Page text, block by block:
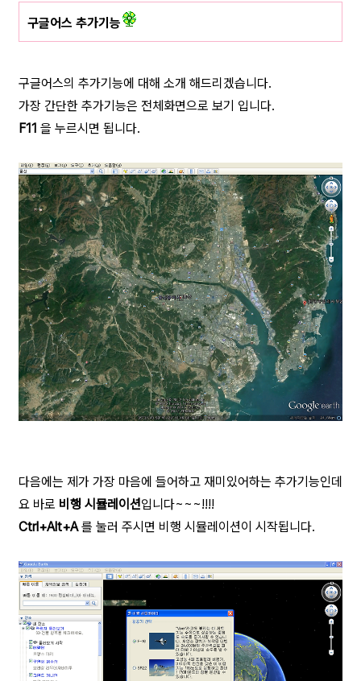
구글어스 추가기능
구글어스의 추가기능에 대해 소개 해드리겠습니다.
가장 간단한 추가기능은 전체화면으로 보기 입니다.
F11 을 누르시면 됩니다.
다음에는 제가 가장 마음에 들어하고 재미있어하는 추가기능인데
요 바로 비행 시뮬레이션입니다~~~!!!!
Ctrl+Alt+A를 눌러 주시면 비행 시뮬레이션이 시작됩니다.